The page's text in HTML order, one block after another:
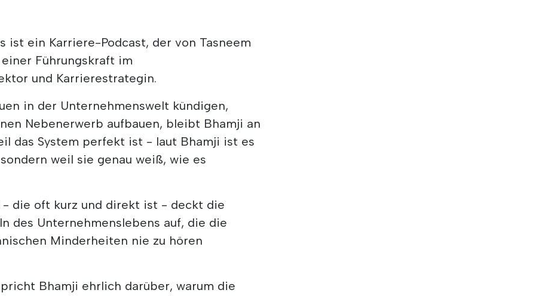
ist ein Karriere-Podcast, der von Tasneem
Führungskraft im
und Karrierestrategin.
in der Unternehmenswelt kündigen,
Nebenerwerb aufbauen, bleibt Bhamji an
das System perfekt ist - laut Bhamji ist es
weil sie genau weiß, wie es
- die oft kurz und direkt ist - deckt die
des Unternehmenslebens auf, die die
Minderheiten nie zu hören
Bhamji ehrlich darüber, warum die